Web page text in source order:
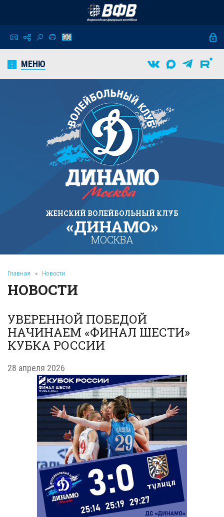
МЕНЮ
ЖЕНСКИЙ ВОЛЕЙБОЛЬНЫЙ КЛУБ
«ДИНАМО»
МОСКВА
Главная » Новости
НОВОСТИ
УВЕРЕННОЙ ПОБЕДОЙ
НАЧИНАЕМ «ФИНАЛ ШЕСТИ»
КУБКА РОССИИ
28 апреля 2026